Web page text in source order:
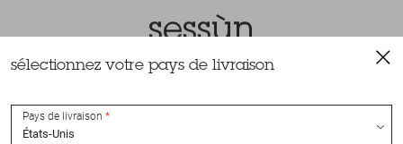
Tous droits réservés Sessùn 2022
sélectionnez votre pays de livraison
Pays de livraison